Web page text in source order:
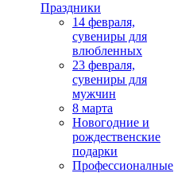
Праздники
14 февраля,
сувениры для
влюбленных
23 февраля,
сувениры для
мужчин
8 марта
Новогодние и
рождественские
подарки
Профессионалные